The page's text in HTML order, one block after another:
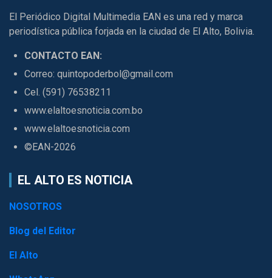
El Periódico Digital Multimedia EAN es una red y marca
periodística pública forjada en la ciudad de El Alto, Bolivia.
CONTACTO EAN:
Correo: quintopoderbol@gmail.com
Cel. (591) 76538211
www.elaltoesnoticia.com.bo
www.elaltoesnoticia.com
©EAN-2026
EL ALTO ES NOTICIA
NOSOTROS
Blog del Editor
El Alto